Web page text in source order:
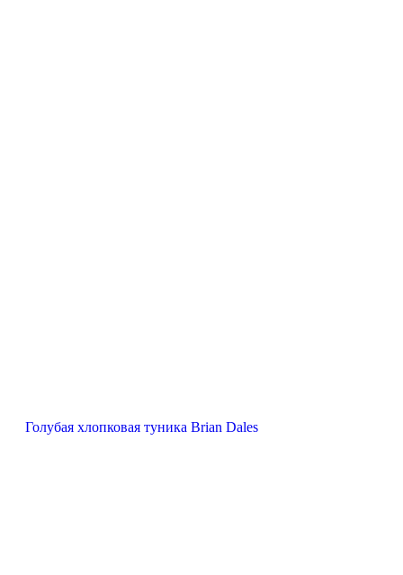
Голубая хлопковая туника Brian Dales